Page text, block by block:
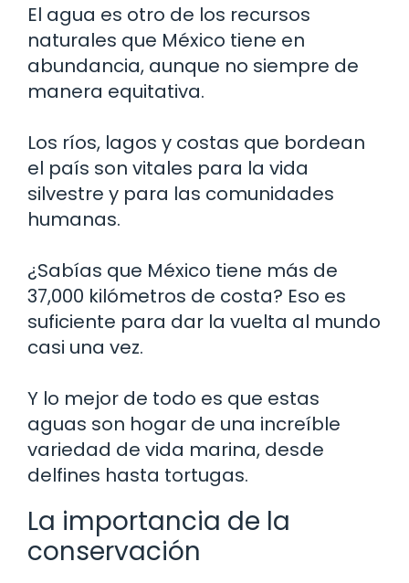
El agua es otro de los recursos
naturales que México tiene en
abundancia, aunque no siempre de
manera equitativa.
Los ríos, lagos y costas que bordean
el país son vitales para la vida
silvestre y para las comunidades
humanas.
¿Sabías que México tiene más de
37,000 kilómetros de costa? Eso es
suficiente para dar la vuelta al mundo
casi una vez.
Y lo mejor de todo es que estas
aguas son hogar de una increíble
variedad de vida marina, desde
delfines hasta tortugas.
La importancia de la
conservación